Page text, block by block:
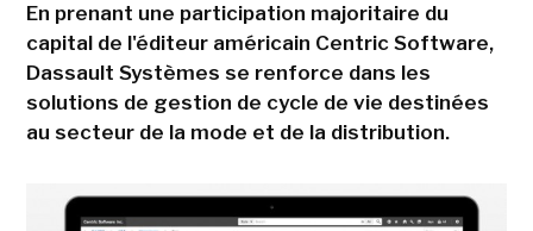
En prenant une participation majoritaire du
capital de l'éditeur américain Centric Software,
Dassault Systèmes se renforce dans les
solutions de gestion de cycle de vie destinées
au secteur de la mode et de la distribution.